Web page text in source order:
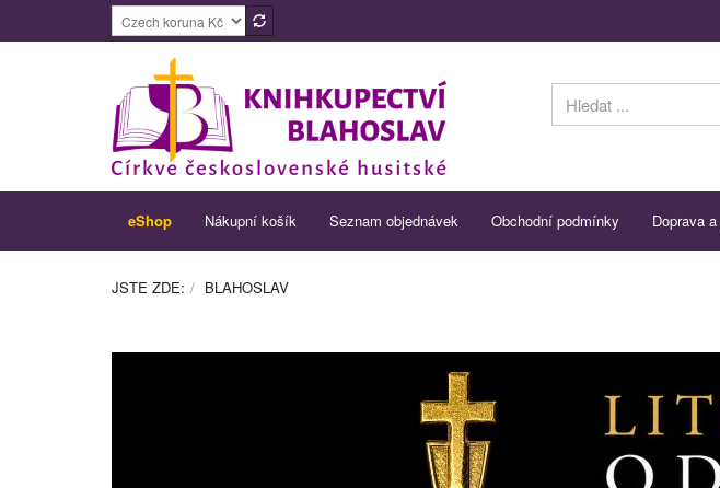
eShop Nákupní košík Seznam objednávek Obchodní podmínky Doprava
JSTE ZDE: BLAHOSLAV